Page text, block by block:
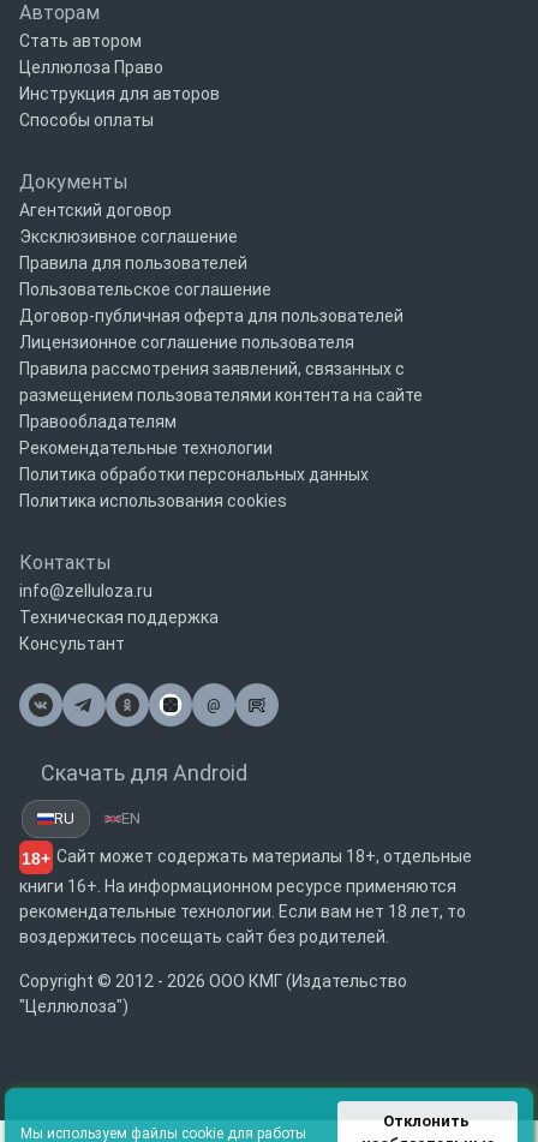
Авторам
Стать автором
Целлюлоза Право
Инструкция для авторов
Способы оплаты
Документы
Агентский договор
Эксклюзивное соглашение
Правила для пользователей
Пользовательское соглашение
Договор-публичная оферта для пользователей
Лицензионное соглашение пользователя
Правила рассмотрения заявлений, связанных с
размещением пользователями контента на сайте
Правообладателям
Рекомендательные технологии
Политика обработки персональных данных
Политика использования cookies
Контакты
info@zelluloza.ru
Техническая поддержка
Консультант
@
Почта
Скачать для Android
RU EN
18+ Сайт может содержать материалы 18+, отдельные
книги 16+. На информационном ресурсе применяются
рекомендательные технологии. Если вам нет 18 лет, то
воздержитесь посещать сайт без родителей.
Copyright © 2012 - 2026 ООО КМГ (Издательство
"Целлюлоза")
Мы используем файлы cookie для работы
Отклонить